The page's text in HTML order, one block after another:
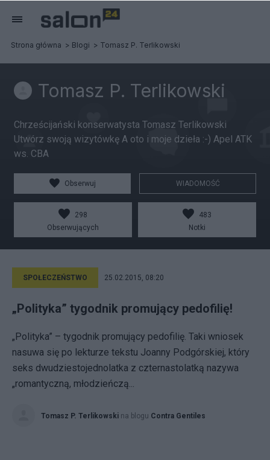
Strona główna Blogi Tomasz P. Terlikowski
Tomasz P. Terlikowski
Chrześcijański konserwatysta Tomasz Terlikowski
Utwórz swoją wizytówkę A oto i moje dzieła :-) Apel ATK
ws. CBA
Obserwuj WIADOMOŚĆ
298
Obserwujących
483
Notki
SPOŁECZEŃSTWO 25.02.2015, 08:20
„Polityka” tygodnik promujący pedofilię!
„Polityka” – tygodnik promujący pedofilię. Taki wniosek
nasuwa się po lekturze tekstu Joanny Podgórskiej, który
seks dwudziestojednolatka z czternastolatką nazywa
„romantyczną, młodzieńczą...
Tomasz P. Terlikowski na blogu Contra Gentiles